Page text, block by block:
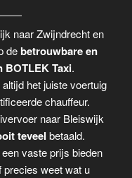
naar Zwijndrecht en
debetrouwbare en
BOTLEK Taxi.
het juiste voertuig
chauffeur.
naar Bleiswijk
teveel betaald.
vaste prijs bieden
weet wat u